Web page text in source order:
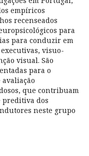
empíricos
recenseados
para
para conduzir em
visuo-
visual. São
para o
que contribuam
preditiva dos
neste grupo